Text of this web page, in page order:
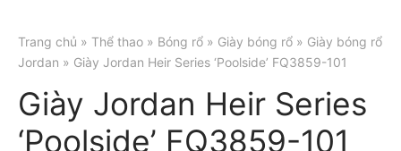
Trang chủ » Thể thao » Bóng rổ » Giày bóng rổ » Giày bóng rổ
Jordan » Giày Jordan Heir Series ‘Poolside’ FQ3859-101
Giày Jordan Heir Series
‘Poolside’ FQ3859-101